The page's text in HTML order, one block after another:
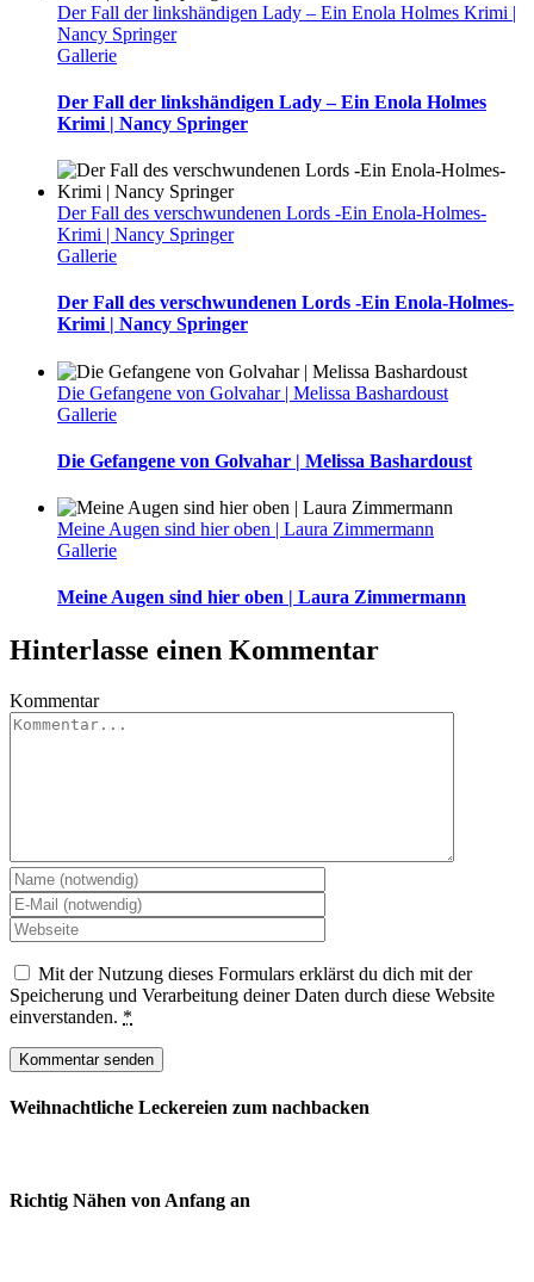
Der Fall der linkshändigen Lady – Ein Enola Holmes Krimi |
Nancy Springer
Gallerie
Der Fall der linkshändigen Lady – Ein Enola Holmes
Krimi | Nancy Springer
Der Fall des verschwundenen Lords -Ein Enola-Holmes-
Krimi | Nancy Springer
Gallerie
Der Fall des verschwundenen Lords -Ein Enola-Holmes-
Krimi | Nancy Springer
Die Gefangene von Golvahar | Melissa Bashardoust
Gallerie
Die Gefangene von Golvahar | Melissa Bashardoust
Meine Augen sind hier oben | Laura Zimmermann
Gallerie
Meine Augen sind hier oben | Laura Zimmermann
Hinterlasse einen Kommentar
Kommentar
Mit der Nutzung dieses Formulars erklärst du dich mit der
Speicherung und Verarbeitung deiner Daten durch diese Website
einverstanden. *
Weihnachtliche Leckereien zum nachbacken
Richtig Nähen von Anfang an